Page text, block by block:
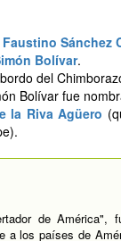
Sánchez
Bolívar.
del
Bolívar fue
la Riva Agüero
de América",
a los países de